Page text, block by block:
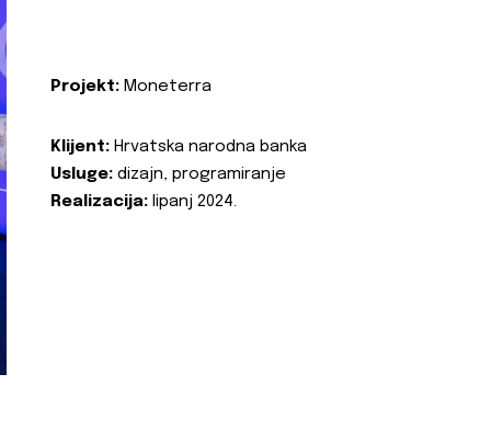
Projekt: Moneterra
Klijent: Hrvatska narodna banka
Usluge: dizajn, programiranje
Realizacija: lipanj 2024.